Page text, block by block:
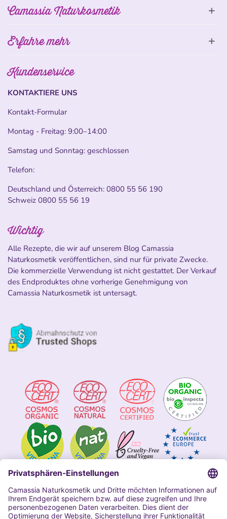
Camassia Naturkosmetik
Erfahre mehr
Kundenservice
KONTAKTIERE UNS
Kontakt-Formular
Montag - Freitag: 9:00–14:00
Samstag und Sonntag: geschlossen
Telefon:
Deutschland und Österreich: 0800 55 56 190
Schweiz 0800 55 56 19
Wichtig
Alle Rezepte, die wir auf unserem Blog Camassia
Naturkosmetik veröffentlichen, sind nur für private Zwecke.
Die kommerzielle Verwendung ist nicht gestattet. Der Verkauf
des Endproduktes ohne vorherige Genehmigung von
Camassia Naturkosmetik ist untersagt.
Impressum
Allgemeine Geschäftsbedingungen